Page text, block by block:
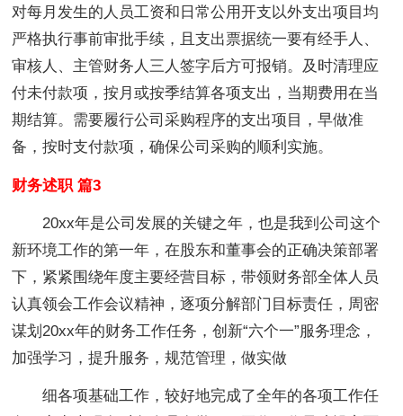
对每月发生的人员工资和日常公用开支以外支出项目均
严格执行事前审批手续，且支出票据统一要有经手人、
审核人、主管财务人三人签字后方可报销。及时清理应
付未付款项，按月或按季结算各项支出，当期费用在当
期结算。需要履行公司采购程序的支出项目，早做准
备，按时支付款项，确保公司采购的顺利实施。
财务述职 篇3
20xx年是公司发展的关键之年，也是我到公司这个
新环境工作的第一年，在股东和董事会的正确决策部署
下，紧紧围绕年度主要经营目标，带领财务部全体人员
认真领会工作会议精神，逐项分解部门目标责任，周密
谋划20xx年的财务工作任务，创新“六个一”服务理念，
加强学习，提升服务，规范管理，做实做
细各项基础工作，较好地完成了全年的各项工作任